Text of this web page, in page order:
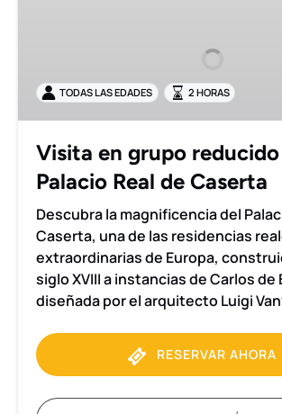
Palacio
Real
Caserta
TODAS LAS EDADES 2 HORAS
Visita en grupo
Palacio Real de Caserta
Descubra la magnificencia del
Caserta, una de las residencias
extraordinarias de Europa,
siglo XVIII a instancias de Carlos de
diseñada por el arquitecto Luigi
RESERVAR AHORA